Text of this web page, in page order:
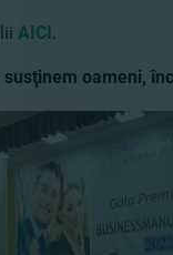
AICI.
susţinem oameni,